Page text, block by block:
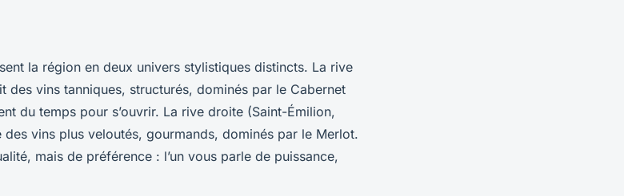
la région en deux univers stylistiques distincts. La rive
des vins tanniques, structurés, dominés par le Cabernet
du temps pour s’ouvrir. La rive droite (Saint-Émilion,
vins plus veloutés, gourmands, dominés par le Merlot.
mais de préférence : l’un vous parle de puissance,